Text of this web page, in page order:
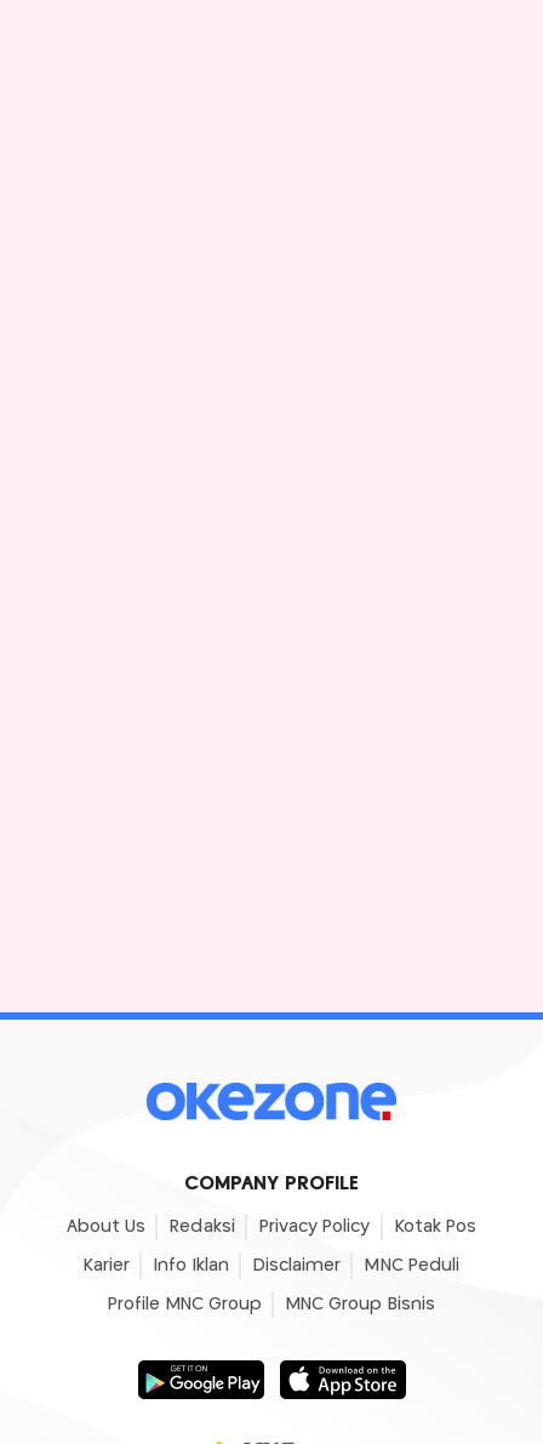
COMPANY PROFILE
About Us Redaksi Privacy Policy Kotak Pos
Karier Info Iklan Disclaimer MNC Peduli
Profile MNC Group MNC Group Bisnis